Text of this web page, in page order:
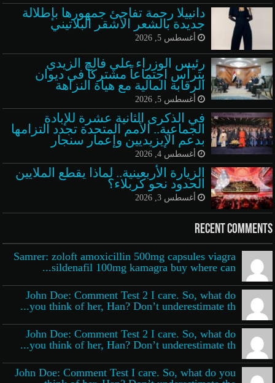
دانييلا رحمة تفاجئ جمهورها بإطلالة
جديدة بالشعر الأشقر البلاتيني
أغسطس 5, 2026
رئيس الوزراء علي فالح الزيدي
يترأس اجتماعاً مشتركاً في ديوان
الرقابة المالية مع هيأة النزاهة
أغسطس 5, 2026
في الذكرى الثانية عشرة للإبادة
الجماعية.. الأمم المتحدة تجدد التزامها
بدعم الإيزيديين وإعمار سنجار
أغسطس 4, 2026
الزيارة الأربعينية.. لماذا يقطع الملايين
الحدود نحو كربلاء؟
أغسطس 3, 2026
Recent Comments
Samrer: zoloft amoxicillin 500mg capsules viagra
sildenafil 100mg kamagra buy where can...
John Doe: Comment Test 2 I care. So, what do
you think of her, Han? Don’t underestimate th...
John Doe: Comment Test 2 I care. So, what do
you think of her, Han? Don’t underestimate th...
John Doe: Comment Test I care. So, what do you